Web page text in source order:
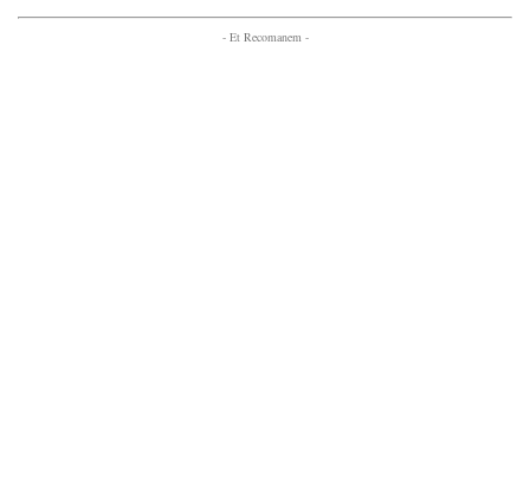
- Et Recomanem -